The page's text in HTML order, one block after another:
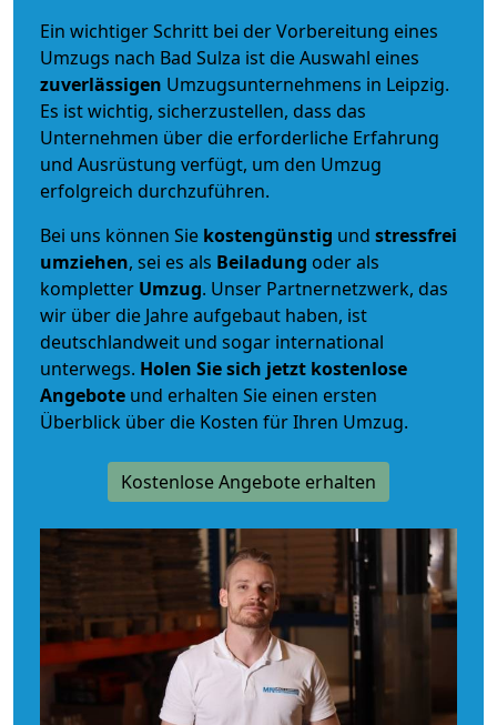
Ein wichtiger Schritt bei der Vorbereitung eines
Umzugs nach Bad Sulza ist die Auswahl eines
zuverlässigen Umzugsunternehmens in Leipzig.
Es ist wichtig, sicherzustellen, dass das
Unternehmen über die erforderliche Erfahrung
und Ausrüstung verfügt, um den Umzug
erfolgreich durchzuführen.
Bei uns können Sie kostengünstig und stressfrei
umziehen, sei es als Beiladung oder als
kompletter Umzug. Unser Partnernetzwerk, das
wir über die Jahre aufgebaut haben, ist
deutschlandweit und sogar international
unterwegs. Holen Sie sich jetzt kostenlose
Angebote und erhalten Sie einen ersten
Überblick über die Kosten für Ihren Umzug.
Kostenlose Angebote erhalten